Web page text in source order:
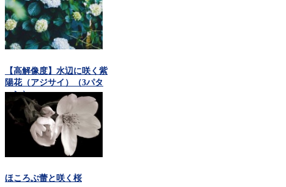
【高解像度】水辺に咲く紫
陽花（アジサイ）（3パタ
ーン）
ほころぶ蕾と咲く桜